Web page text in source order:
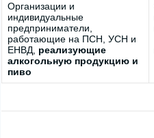
Организации и
индивидуальные
предприниматели,
работающие на ПСН, УСН и
ЕНВД, реализующие
алкогольную продукцию и
пиво